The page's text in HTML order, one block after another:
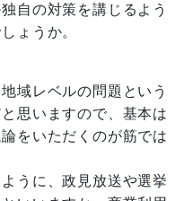
自の対策を講じるよう
ょうか。
域レベルの問題という
思いますので、基本は
をいただくのが筋では
うに、政見放送や選挙